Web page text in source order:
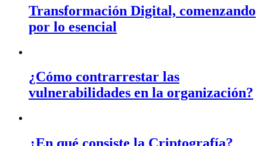
Transformación Digital, comenzando
por lo esencial
¿Cómo contrarrestar las
vulnerabilidades en la organización?